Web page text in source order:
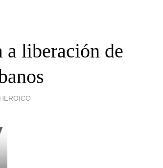
a liberación de